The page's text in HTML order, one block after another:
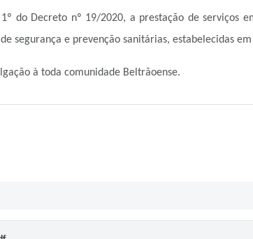
do Decreto nº 19/2020, a prestação de serviços
segurança e prevenção sanitárias, estabelecidas
à toda comunidade Beltrãoense.